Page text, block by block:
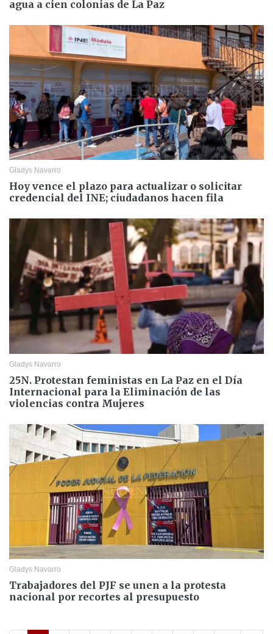
agua a cien colonias de La Paz
Gladys Navarro
Hoy vence el plazo para actualizar o solicitar
credencial del INE; ciudadanos hacen fila
Gladys Navarro
25N. Protestan feministas en La Paz en el Día
Internacional para la Eliminación de las
violencias contra Mujeres
Gladys Navarro
Trabajadores del PJF se unen a la protesta
nacional por recortes al presupuesto